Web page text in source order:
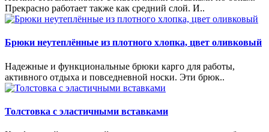
Прекрасно работает также как средний слой. И..
Брюки неутеплённые из плотного хлопка, цвет оливковый
Надежные и функциональные брюки карго для работы,
активного отдыха и повседневной носки. Эти брюк..
Толстовка с эластичными вставками